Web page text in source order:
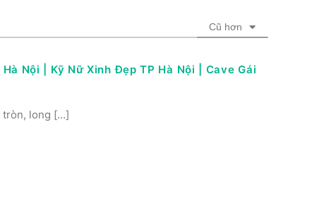
Cũ hơn
Nội | Kỹ Nữ Xinh Đẹp TP Hà Nội | Cave Gái
tròn, long […]